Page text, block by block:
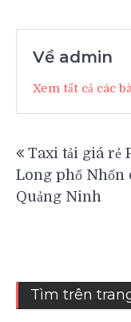
Về admin
Xem tất cả các
hướng
bài
Taxi tải giá rẻ
Long phố Nhổn
Quảng Ninh
Tìm trên